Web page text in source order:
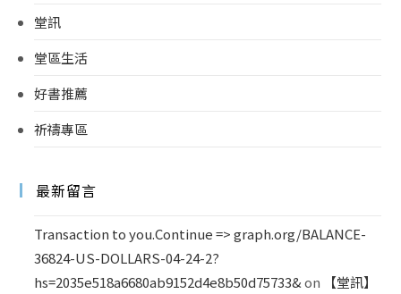
堂訊
堂區生活
好書推薦
祈禱專區
最新留言
Transaction to you.Continue => graph.org/BALANCE-
36824-US-DOLLARS-04-24-2?
hs=2035e518a6680ab9152d4e8b50d75733& on
【堂訊】